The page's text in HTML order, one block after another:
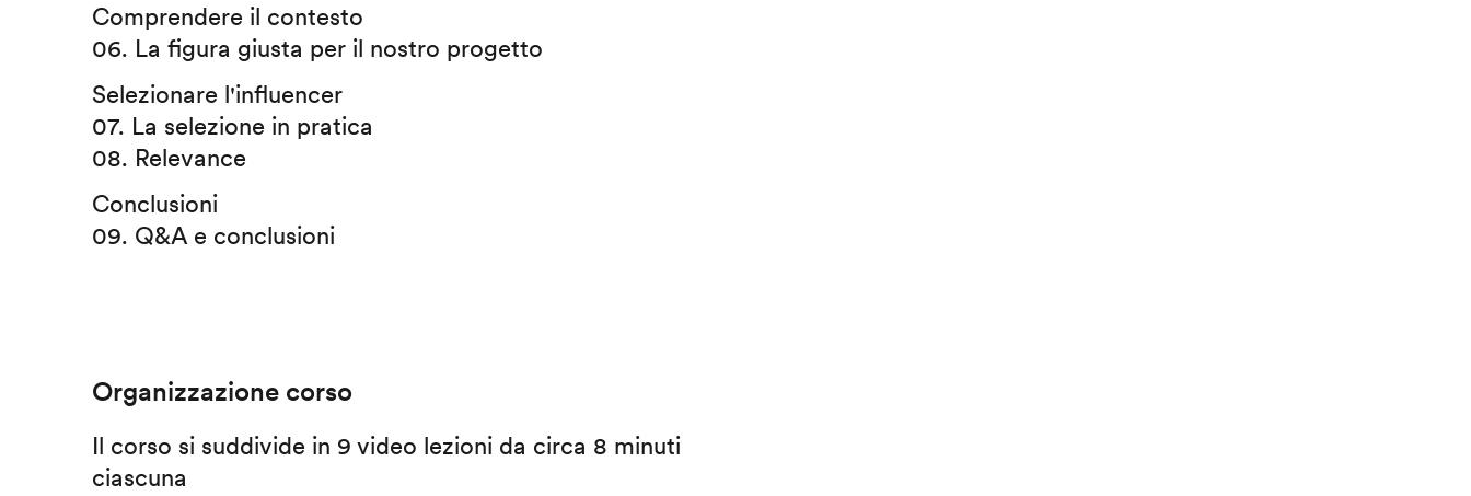
Comprendere il contesto
06. La figura giusta per il nostro progetto
Selezionare l'influencer
07. La selezione in pratica
08. Relevance
Conclusioni
09. Q&A e conclusioni
Organizzazione corso
Il corso si suddivide in 9 video lezioni da circa 8 minuti
ciascuna